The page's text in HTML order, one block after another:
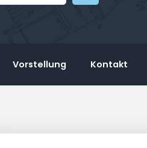
Vorstellung Kontakt